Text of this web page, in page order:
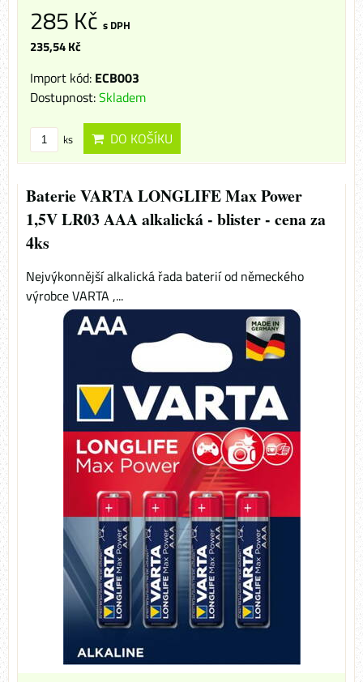
285 Kč s DPH
235,54 Kč
Import kód: ECB003
Dostupnost:Skladem
ks DO KOŠÍKU
Baterie VARTA LONGLIFE Max Power
1,5V LR03 AAA alkalická - blister - cena za
4ks
Nejvýkonnější alkalická řada baterií od německého
výrobce VARTA ,...